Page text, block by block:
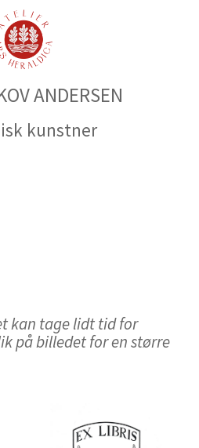
ANDERSEN
kunstner
kan tage lidt tid for
på billedet for en større